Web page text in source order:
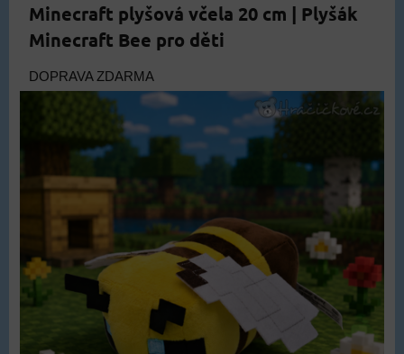
Minecraft plyšová včela 20 cm | Plyšák
Minecraft Bee pro děti
DOPRAVA ZDARMA